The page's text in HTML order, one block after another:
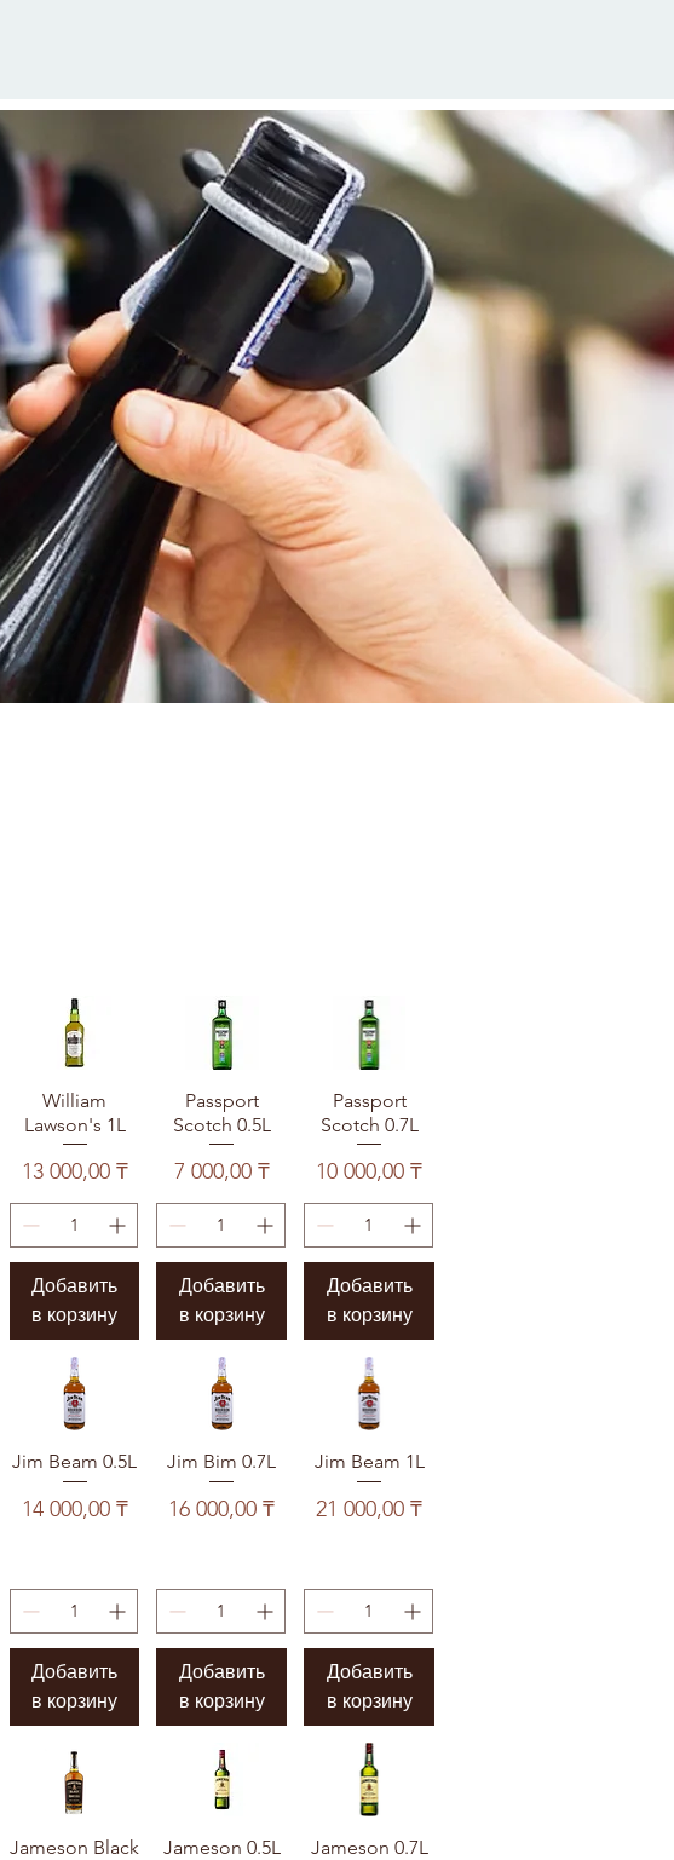
William
Lawson's 1L
Цена
13 000,00 ₸
Добавить
в корзину
Passport
Scotch 0.5L
Цена
7 000,00 ₸
Добавить
в корзину
Passport
Scotch 0.7L
Цена
10 000,00 ₸
Добавить
в корзину
Jim Beam 0.5L
Цена
14 000,00 ₸
Добавить
в корзину
Jim Bim 0.7L
Цена
16 000,00 ₸
Добавить
в корзину
Jim Beam 1L
Цена
21 000,00 ₸
Добавить
в корзину
Jameson Black
Jameson 0.5L Jameson 0.7L